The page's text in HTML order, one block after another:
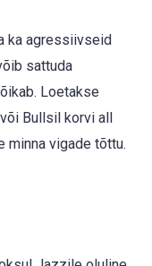
ka agressiivseid
sattuda
Loetakse
Bullsil korvi all
minna vigade tõttu.